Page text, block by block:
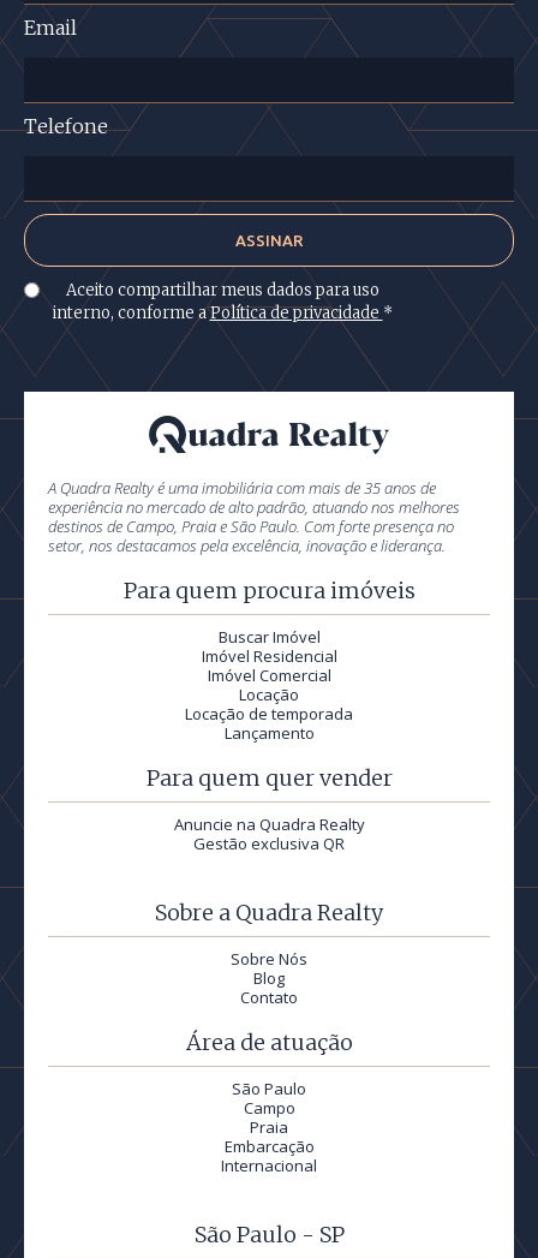
Email
Telefone
Aceito compartilhar meus dados para uso
interno, conforme aPolítica de privacidade *
A Quadra Realty é uma imobiliária com mais de 35 anos de
experiência no mercado de alto padrão, atuando nos melhores
destinos de Campo, Praia e São Paulo. Com forte presença no
setor, nos destacamos pela excelência, inovação e liderança.
Para quem procura imóveis
Buscar Imóvel
Imóvel Residencial
Imóvel Comercial
Locação
Locação de temporada
Lançamento
Para quem quer vender
Anuncie na Quadra Realty
Gestão exclusiva QR
Sobre a Quadra Realty
Sobre Nós
Blog
Contato
Área de atuação
São Paulo
Campo
Praia
Embarcação
Internacional
São Paulo - SP